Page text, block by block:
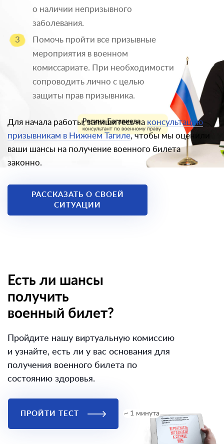
о наличии непризывного
заболевания.
Помочь пройти все призывные
мероприятия в военном
комиссариате. При необходимости
сопроводить лично с целью
защиты прав призывника.
Для начала работы, запишитесь на консультацию
призывникам в Нижнем Тагиле, чтобы мы оценили
ваши шансы на получение военного билета
законно.
РАССКАЗАТЬ О СВОЕЙ
СИТУАЦИИ
Есть ли шансы
получить
военный билет?
Пройдите нашу виртуальную комиссию
и узнайте, есть ли у вас основания для
получения военного билета по
состоянию здоровья.
ПРОЙТИ ТЕСТ ~ 1 минута